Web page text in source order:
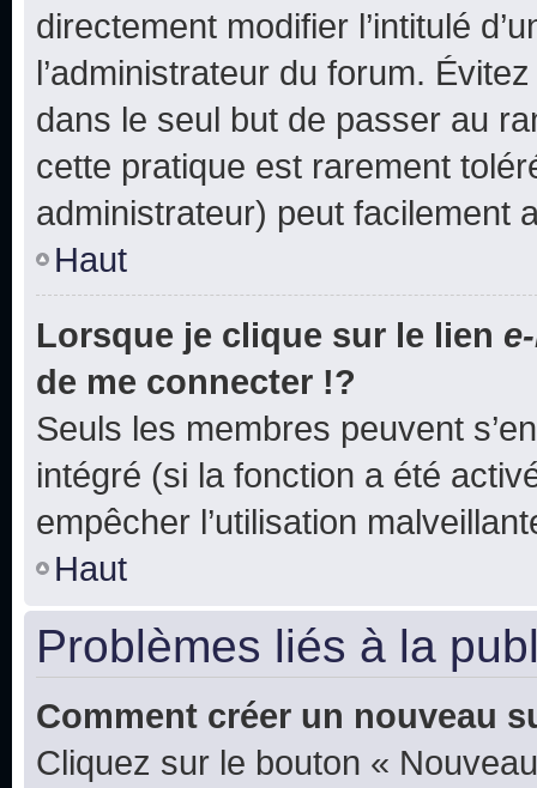
directement modifier l’intitulé
l’administrateur du forum.
dans le seul but de passer au
cette pratique est rarement
administrateur) peut facilement
Haut
Lorsque je clique sur le lien
de me connecter !?
Seuls les membres peuvent
intégré (si la fonction a été
empêcher l’utilisation
Haut
Problèmes liés à la
Comment créer un nouveau
Cliquez sur le bouton «